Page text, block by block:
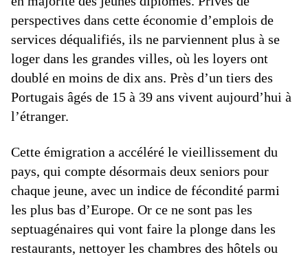
perspectives dans cette économie d’emplois de
services déqualifiés, ils ne parviennent plus à se
loger dans les grandes villes, où les loyers ont
doublé en moins de dix ans. Près d’un tiers des
Portugais âgés de 15 à 39 ans vivent aujourd’hui à
l’étranger.
Cette émigration a accéléré le vieillissement du
pays, qui compte désormais deux seniors pour
chaque jeune, avec un indice de fécondité parmi
les plus bas d’Europe. Or ce ne sont pas les
septuagénaires qui vont faire la plonge dans les
restaurants, nettoyer les chambres des hôtels ou